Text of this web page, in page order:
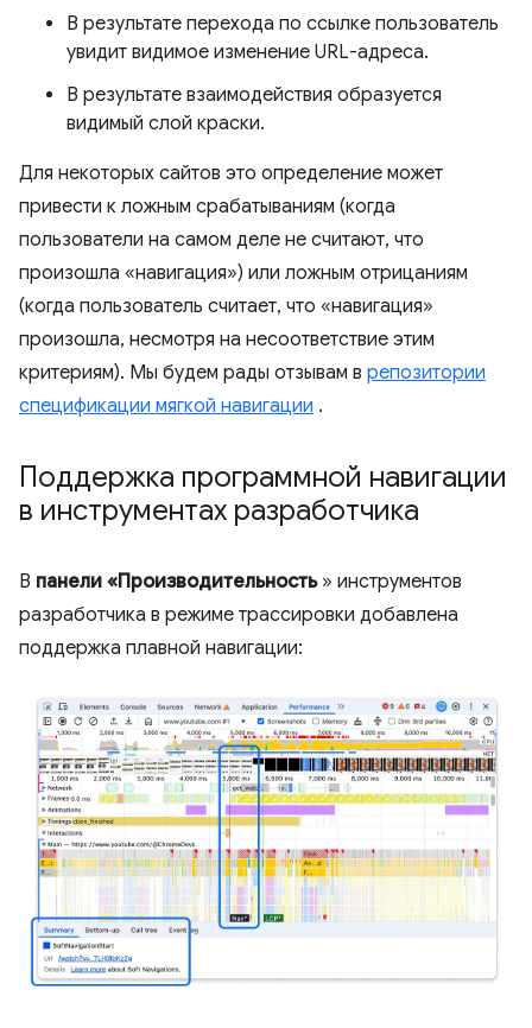
В результате перехода по ссылке пользователь
увидит видимое изменение URL-адреса.
В результате взаимодействия образуется
видимый слой краски.
Для некоторых сайтов это определение может
привести к ложным срабатываниям (когда
пользователи на самом деле не считают, что
произошла «навигация») или ложным отрицаниям
(когда пользователь считает, что «навигация»
произошла, несмотря на несоответствие этим
критериям). Мы будем рады отзывам в репозитории
спецификации мягкой навигации .
Поддержка программной навигации
в инструментах разработчика
В панели «Производительность» инструментов
разработчика в режиме трассировки добавлена ​​
поддержка плавной навигации: